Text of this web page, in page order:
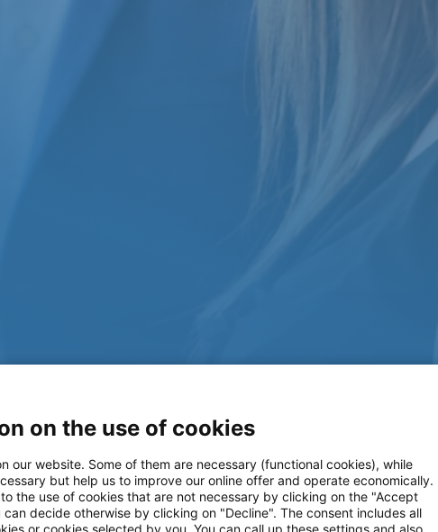
on the use of cookies
our website. Some of them are necessary (functional cookies), while
but help us to improve our online offer and operate economically.
the use of cookies that are not necessary by clicking on the "Accept
decide otherwise by clicking on "Decline". The consent includes all
or cookies selected by you. You can call up these settings and also